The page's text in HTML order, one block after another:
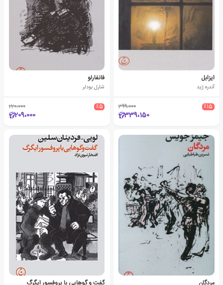
ایزابل
آندره ژید
٪15 399،000
339،150
فانفارلو
شارل بودلر
٪5 220،000
209،000
مردگان گفت و گوهایی با پروفسور ایگرگ